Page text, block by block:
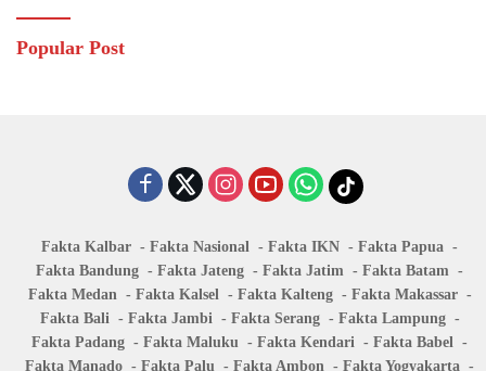
Popular Post
Fakta Kalbar Fakta Nasional Fakta IKN
Fakta Papua
Fakta Bandung
Fakta Jateng Fakta Jatim
Fakta Batam
Fakta Medan
Fakta Kalsel Fakta Kalteng
Fakta Makassar
Fakta Bali
Fakta Jambi Fakta Serang
Fakta Lampung
Fakta Padang
Fakta Maluku Fakta Kendari
Fakta Babel
Fakta Manado
Fakta Palu Fakta Ambon Fakta Yogyakarta